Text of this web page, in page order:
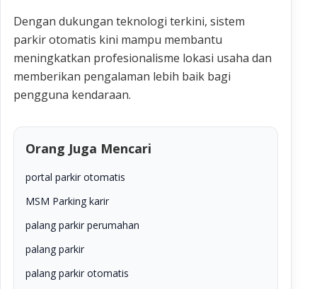
Dengan dukungan teknologi terkini, sistem
parkir otomatis kini mampu membantu
meningkatkan profesionalisme lokasi usaha dan
memberikan pengalaman lebih baik bagi
pengguna kendaraan.
Orang Juga Mencari
portal parkir otomatis
MSM Parking karir
palang parkir perumahan
palang parkir
palang parkir otomatis